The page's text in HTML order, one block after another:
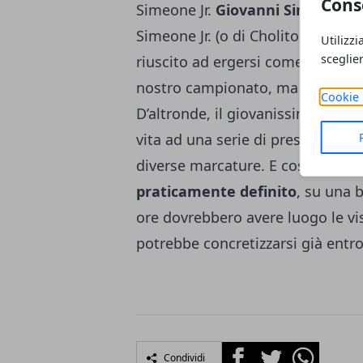
Cookie
Simeone Jr. Giovanni Simeone,
Simeone Jr. (o di Cholito, in
riuscito ad ergersi come uno
nostro campionato, ma
D’altronde, il giovanissimo
vita ad una serie di prestazioni
diverse marcature. E così, il suo
praticamente definito, su una
ore dovrebbero avere luogo le
potrebbe concretizzarsi già
Condividi FacebookTwitterWhatsapp